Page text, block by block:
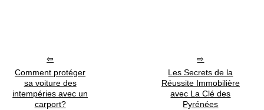
Comment protéger
sa voiture des
intempéries avec un
carport?
Les Secrets de la
Réussite Immobilière
avec La Clé des
Pyrénées